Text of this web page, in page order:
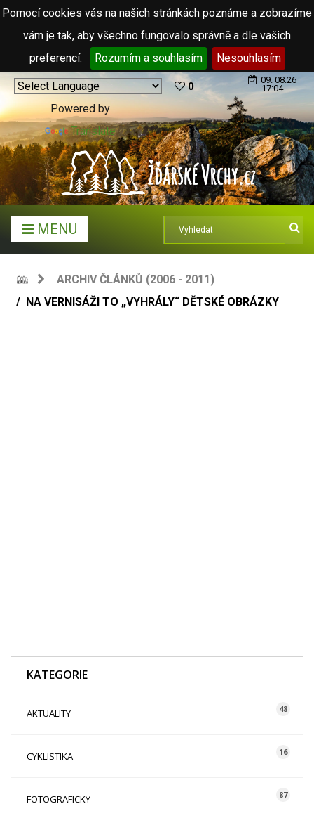
Pomocí cookies vás na našich stránkách poznáme a zobrazíme
vám je tak, aby všechno fungovalo správně a dle vašich
preferencí.
Rozumím a souhlasím Nesouhlasím
Powered by
Translate
0
09. 08.26
17:04
MENU
ARCHIV ČLÁNKŮ (2006 - 2011)
NA VERNISÁŽI TO „VYHRÁLY“ DĚTSKÉ OBRÁZKY
KATEGORIE
AKTUALITY 48
CYKLISTIKA 16
FOTOGRAFICKY 87